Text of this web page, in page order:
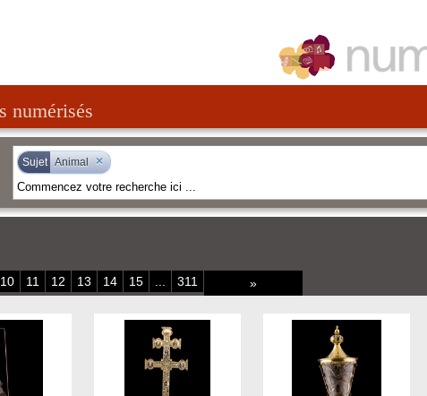
numérisés
Sujet Animal ×
10 11 12 13 14 15 311 »